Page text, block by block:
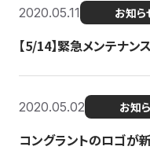
2020.05.11 お知ら
【5/14】緊急メンテナン
2020.05.02 お知
コングラントのロゴが